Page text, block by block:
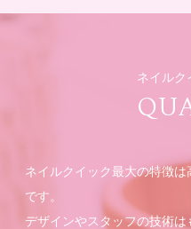
ネイルク
ネイルクイック最大の特徴
です。
デザインやスタッフの技術